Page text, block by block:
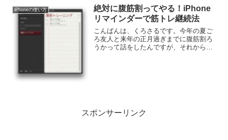
る「USB Type-C」の規格が完成し生産...
iPhoneの使い方
絶対に腹筋割ってやる！iPhone
リマインダーで筋トレ継続法
こんばんは、くろさるです。今年の夏ご
ろ友人と来年の正月過ぎまでに腹筋割ろ
うかって話をしたんですが、それから早
スポンサーリンク